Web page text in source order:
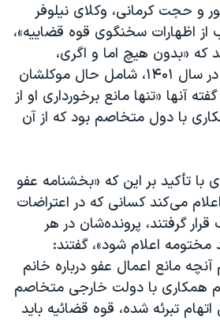
و حجت کرمانی، وکلای نیلوفر
از اظهارات سخنگوی قوه قضاییه»،
که «بدون هیچ اما و اگری،‌
بخشنامه عفو اعلامی در سال ۱۴۰۱، شامل حال موکلشان
آنها «تنها مانع برخورداری او از
با دول متخاصم بود که از آن
با تأکید بر این که «بخشنامه عفو
صراحتا اعلام می‌کند کسانی که در اعتراضات
قرار گرفتند، پرونده‌شان در هر
مختومه اعلام شود»، گفتند:
مانع اعمال عفو درباره خانم
همکاری با دولت خارجی متخاصم
اتهام تبرئه شده، قوه قضائیه باید